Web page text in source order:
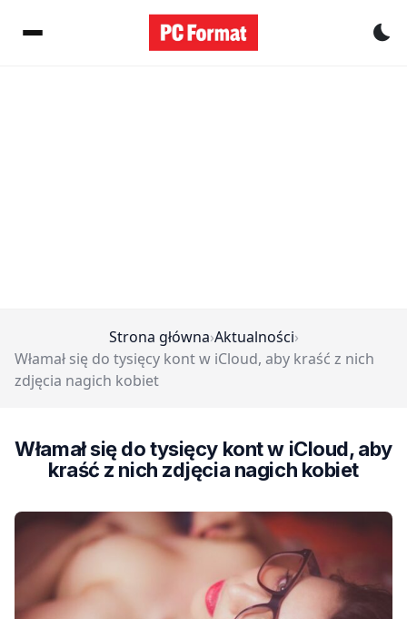
Strona główna›Aktualności›
Włamał się do tysięcy kont w iCloud, aby kraść z nich
zdjęcia nagich kobiet
Włamał się do tysięcy kont w iCloud, aby
kraść z nich zdjęcia nagich kobiet